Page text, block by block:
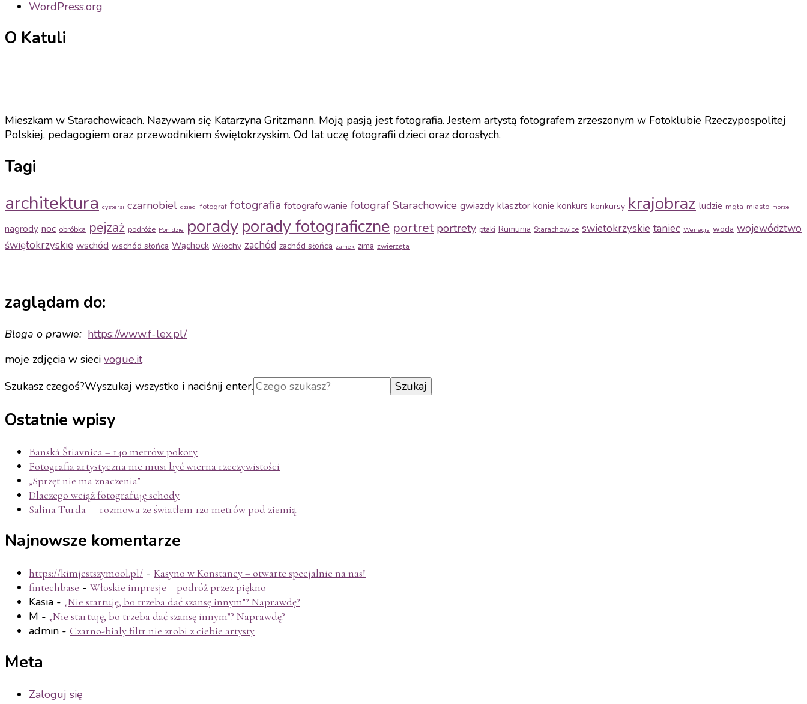
WordPress.org
O Katuli
Mieszkam w Starachowicach. Nazywam się Katarzyna Gritzmann. Moją pasją jest fotografia. Jestem artystą fotografem zrzeszonym w Fotoklubie Rzeczypospolitej
Polskiej, pedagogiem oraz przewodnikiem świętokrzyskim. Od lat uczę fotografii dzieci oraz dorosłych.
Tagi
architektura cystersi czarnobiel dzieci fotograf fotografia fotografowanie fotograf Starachowice gwiazdy klasztor konie konkurs konkursy krajobraz ludzie mgła miasto morze
nagrody noc obróbka pejzaż podróże Ponidzie poradyporady fotograficzne portret portrety ptaki Rumunia Starachowice swietokrzyskie taniec Wenecja woda województwo
świętokrzyskie wschód wschód słońca Wąchock Włochy zachód zachód słońca zamek zima zwierzęta
zaglądam do:
Bloga o prawie: https://www.f-lex.pl/
moje zdjęcia w sieci vogue.it
Szukasz czegoś?Wyszukaj wszystko i naciśnij enter.
Ostatnie wpisy
Banská Štiavnica – 140 metrów pokory
Fotografia artystyczna nie musi być wierna rzeczywistości
„Sprzęt nie ma znaczenia”
Dlaczego wciąż fotografuję schody
Salina Turda — rozmowa ze światłem 120 metrów pod ziemią
Najnowsze komentarze
https://kimjestszymool.pl/ - Kasyno w Konstancy – otwarte specjalnie na nas!
fintechbase - Włoskie impresje – podróż przez piękno
Kasia - „Nie startuję, bo trzeba dać szansę innym”? Naprawdę?
M - „Nie startuję, bo trzeba dać szansę innym”? Naprawdę?
admin - Czarno-biały filtr nie zrobi z ciebie artysty
Meta
Zaloguj się